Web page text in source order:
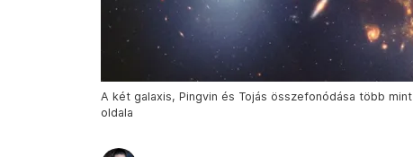
A két galaxis, Pingvin és Tojás összefonódása több
oldala